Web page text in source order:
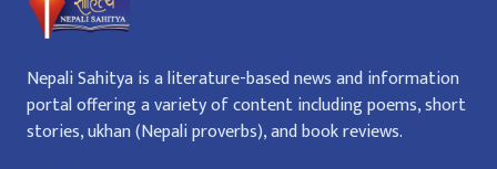
Nepali Sahitya is a literature-based news and information
portal offering a variety of content including poems, short
stories, ukhan (Nepali proverbs), and book reviews.